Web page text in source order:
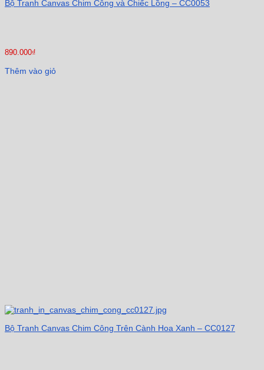
Bộ Tranh Canvas Chim Công và Chiếc Lồng – CC0053
890.000₫
Thêm vào giỏ
Bộ Tranh Canvas Chim Công Trên Cành Hoa Xanh – CC0127